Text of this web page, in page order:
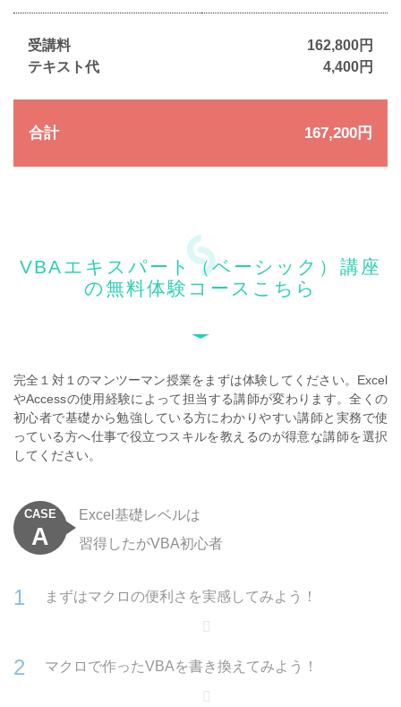
受講料
テキスト代
162,800円
4,400円
合計 167,200円
VBAエキスパート（ベーシック）講座
の無料体験コースこちら
完全１対１のマンツーマン授業をまずは体験してください。 Excel
やAccessの使用経験によって担当する講師が変わります。全くの
初心者で基礎から勉強している方にわかりやすい講師と実務で使
っている方へ仕事で役立つスキルを教えるのが得意な講師を選択
してください。
CASE
A
Excel基礎レベルは
習得したがVBA初心者
まずはマクロの便利さを実感してみよう！
マクロで作ったVBAを書き換えてみよう！